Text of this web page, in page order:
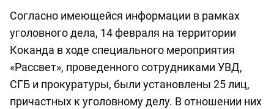
Согласно имеющейся информации в рамках
уголовного дела, 14 февраля на территории
Коканда в ходе специального мероприятия
«Рассвет», проведенного сотрудниками УВД,
СГБ и прокуратуры, были установлены 25 лиц,
причастных к уголовному делу. В отношении них